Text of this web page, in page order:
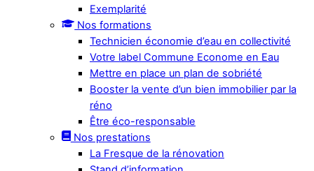
Exemplarité
Nos formations
Technicien économie d’eau en collectivité
Votre label Commune Econome en Eau
Mettre en place un plan de sobriété
Booster la vente d’un bien immobilier par la
réno
Être éco-responsable
Nos prestations
La Fresque de la rénovation